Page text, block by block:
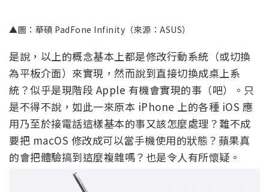
▲圖：華碩 PadFone Infinity（來源：ASUS）
是說，以上的概念基本上都是修改行動系統（或切換
為平板介面）來實現，然而說到直接切換成桌上系
統？似乎是現階段 Apple 有機會實現的事（吧）。只
是不得不說，如此一來原本 iPhone 上的各種 iOS 應
用乃至於接電話這樣基本的事又該怎麼處理？難不成
要把 macOS 修改成可以當手機使用的狀態？蘋果真
的會把體驗搞到這麼複雜嗎？也是令人有所懷疑。